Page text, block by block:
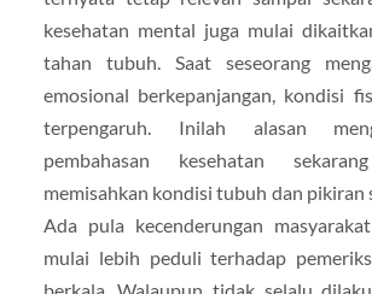
kesehatan mental juga mulai
tahan tubuh. Saat seseorang
emosional berkepanjangan, kondisi
terpengaruh. Inilah alasan
pembahasan kesehatan
memisahkan kondisi tubuh dan pikiran
Ada pula kecenderungan
mulai lebih peduli terhadap